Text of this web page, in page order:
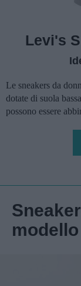
Levi's
Le sneakers da
dotate di suola
possono essere